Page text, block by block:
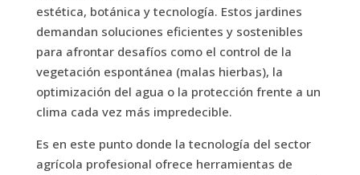
estética, botánica y tecnología. Estos jardines
demandan soluciones eficientes y sostenibles
para afrontar desafíos como el control de la
vegetación espontánea (malas hierbas), la
optimización del agua o la protección frente a un
clima cada vez más impredecible.
Es en este punto donde la tecnología del sector
agrícola profesional ofrece herramientas de